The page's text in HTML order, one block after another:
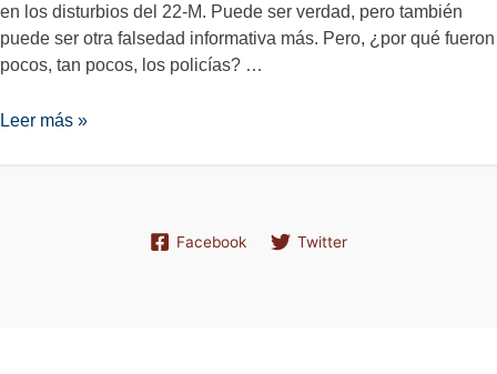
en los disturbios del 22-M. Puede ser verdad, pero también
puede ser otra falsedad informativa más. Pero, ¿por qué fueron
pocos, tan pocos, los policías? …
“¡Vamos
Leer más »
Facebook Twitter